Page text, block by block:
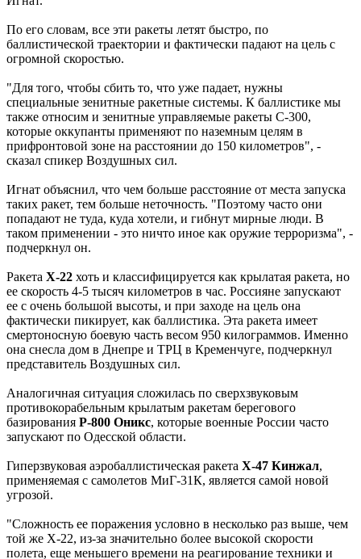
По его словам, все эти ракеты летят быстро, по
баллистической траектории и фактически падают на цель с
огромной скоростью.
"Для того, чтобы сбить то, что уже падает, нужны
специальные зенитные ракетные системы. К баллистике мы
также относим и зенитные управляемые ракеты С-300,
которые оккупанты применяют по наземным целям в
прифронтовой зоне на расстоянии до 150 километров", -
сказал спикер Воздушных сил.
Игнат объяснил, что чем больше расстояние от места запуска
таких ракет, тем больше неточность. "Поэтому часто они
попадают не туда, куда хотели, и гибнут мирные люди. В
таком применении - это ничто иное как оружие терроризма", -
подчеркнул он.
Ракета Х-22 хоть и классифицируется как крылатая ракета, но
ее скорость 4-5 тысяч километров в час. Россияне запускают
ее с очень большой высоты, и при заходе на цель она
фактически пикирует, как баллистика. Эта ракета имеет
смертоносную боевую часть весом 950 килограммов. Именно
она снесла дом в Днепре и ТРЦ в Кременчуге, подчеркнул
представитель Воздушных сил.
Аналогичная ситуация сложилась по сверхзвуковым
противокорабельным крылатым ракетам берегового
базирования Р-800 Оникс, которые военные России часто
запускают по Одесской области.
Гиперзвуковая аэробаллистическая ракета Х-47 Кинжал,
применяемая с самолетов МиГ-31К, является самой новой
угрозой.
"Сложность ее поражения условно в несколько раз выше, чем
той же Х-22, из-за значительно более высокой скорости
полета, еще меньшего времени на реагирование техники и